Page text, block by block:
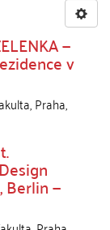
—
v
,Praha,
Berlin —